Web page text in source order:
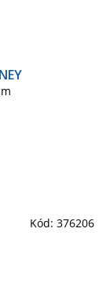
Kód: 376206